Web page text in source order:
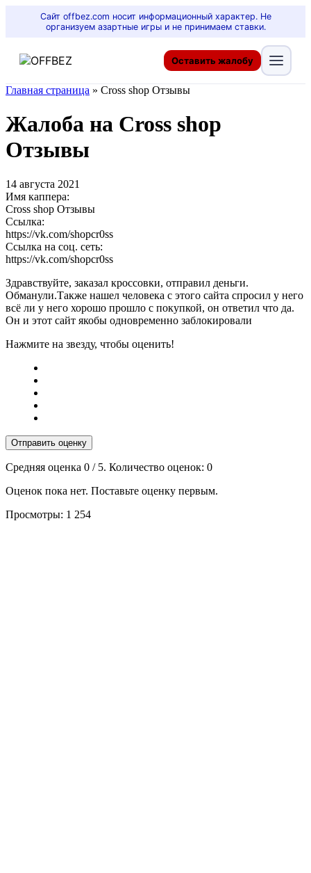
Сайт offbez.com носит информационный характер. Не
организуем азартные игры и не принимаем ставки.
Оставить жалобу
Главная страница » Cross shop Отзывы
Жалоба на Cross shop
Отзывы
14 августа 2021
Имя каппера:
Cross shop Отзывы
Ссылка:
https://vk.com/shopcr0ss
Ссылка на соц. сеть:
https://vk.com/shopcr0ss
Здравствуйте, заказал кроссовки, отправил деньги.
Обманули.Также нашел человека с этого сайта спросил у него
всё ли у него хорошо прошло с покупкой, он ответил что да.
Он и этот сайт якобы одновременно заблокировали
Нажмите на звезду, чтобы оценить!
Отправить оценку
Средняя оценка 0 / 5. Количество оценок: 0
Оценок пока нет. Поставьте оценку первым.
Просмотры: 1 254